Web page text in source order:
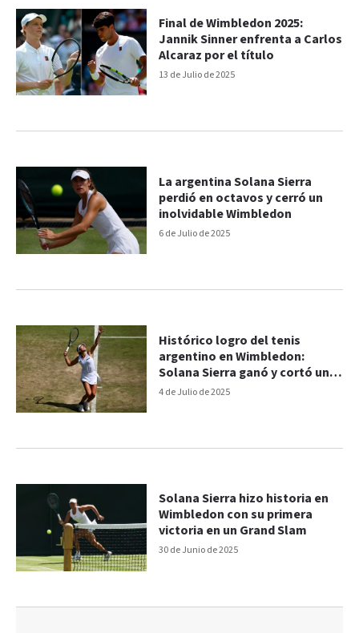
13 de Julio de 2025
Final de Wimbledon 2025:
Jannik Sinner enfrenta a Carlos
Alcaraz por el título
6 de Julio de 2025
La argentina Solana Sierra
perdió en octavos y cerró un
inolvidable Wimbledon
4 de Julio de 2025
Histórico logro del tenis
argentino en Wimbledon:
Solana Sierra ganó y cortó una
racha de dos décadas
30 de Junio de 2025
Solana Sierra hizo historia en
Wimbledon con su primera
victoria en un Grand Slam